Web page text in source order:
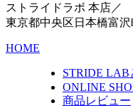
ストライドラボ 本店／
東京都中央区日本橋富沢
HOME
STRIDE LAB
ONLINE
商品レビュー